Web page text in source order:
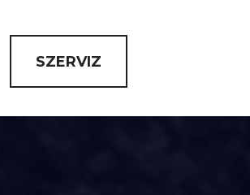
SZERVIZ